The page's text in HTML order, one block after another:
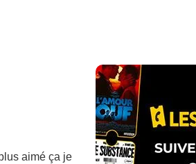
aimé ça je